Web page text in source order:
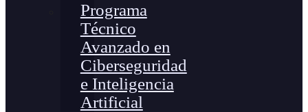
Programa
Técnico
Avanzado en
Ciberseguridad
e Inteligencia
Artificial